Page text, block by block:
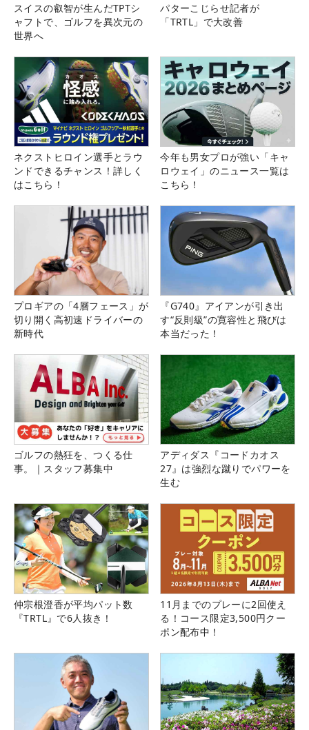
スイスの叡智が生んだTPTシ
ャフトで、ゴルフを異次元の
世界へ
パターこじらせ記者が
「TRTL」で大改善
ネクストヒロイン選手とラウ
ンドできるチャンス！詳しく
はこちら！
今年も男女プロが強い「キャ
ロウェイ」のニュース一覧は
こちら！
プロギアの「4層フェース」が
切り開く高初速ドライバーの
新時代
『G740』アイアンが引き出
す“反則級”の寛容性と飛びは
本当だった！
ゴルフの熱狂を、つくる仕
事。｜スタッフ募集中
アディダス『コードカオス
27』は強烈な蹴りでパワーを
生む
仲宗根澄香が平均パット数
『TRTL』で6人抜き！
11月までのプレーに2回使え
る！コース限定3,500円クー
ポン配布中！